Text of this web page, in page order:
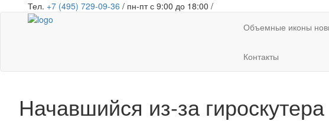
Тел. +7 (495) 729-09-36 / пн-пт с 9:00 до 18:00 /
Объемные иконы
Контакты
Начавшийся из-за